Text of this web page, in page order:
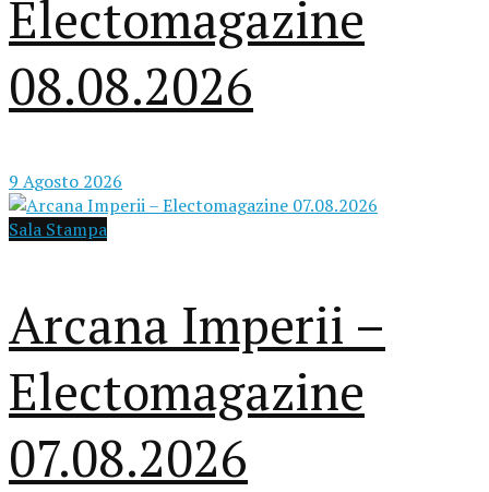
Electomagazine
08.08.2026
9 Agosto 2026
Sala Stampa
Arcana Imperii –
Electomagazine
07.08.2026